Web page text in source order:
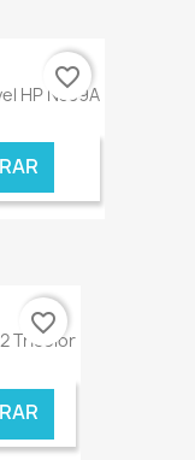
€ ONLINE
HP N339A
€ ONLINE
favorite_border
Tricolor
favorite_border